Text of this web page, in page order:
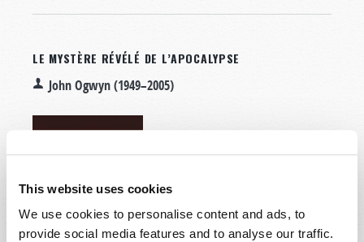
This website uses cookies
We use cookies to personalise content and ads, to
provide social media features and to analyse our traffic.
LE MYSTÈRE RÉVÉLÉ DE L’APOCALYPSE
John Ogwyn (1949–2005)